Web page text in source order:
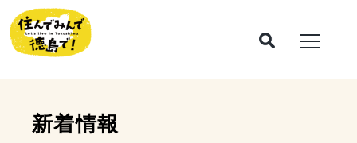
新着情報